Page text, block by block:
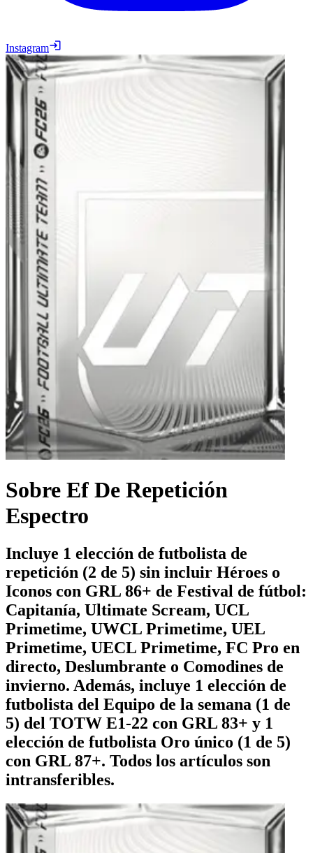
Instagram
Sobre Ef De Repetición
Espectro
Incluye 1 elección de futbolista de
repetición (2 de 5) sin incluir Héroes o
Iconos con GRL 86+ de Festival de fútbol:
Capitanía, Ultimate Scream, UCL
Primetime, UWCL Primetime, UEL
Primetime, UECL Primetime, FC Pro en
directo, Deslumbrante o Comodines de
invierno. Además, incluye 1 elección de
futbolista del Equipo de la semana (1 de
5) del TOTW E1-22 con GRL 83+ y 1
elección de futbolista Oro único (1 de 5)
con GRL 87+. Todos los artículos son
intransferibles.